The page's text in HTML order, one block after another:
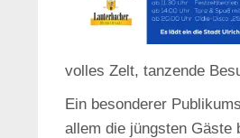
volles Zelt, tanzende
Ein besonderer
allem die jüngsten Gäste